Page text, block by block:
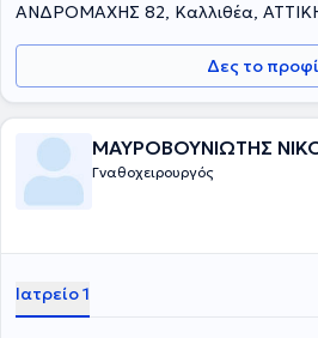
ΑΝΔΡΟΜΑΧΗΣ 82, Καλλιθέα,
Δες το
ΜΑΥΡΟΒΟΥΝΙΩΤΗΣ
Γναθοχειρουργός
Ιατρείο 1